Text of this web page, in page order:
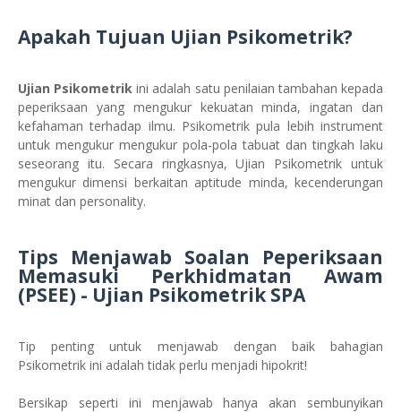
Apakah Tujuan Ujian Psikometrik?
Ujian Psikometrik ini adalah satu penilaian tambahan kepada
peperiksaan yang mengukur kekuatan minda, ingatan dan
kefahaman terhadap ilmu. Psikometrik pula lebih instrument
untuk mengukur mengukur pola-pola tabuat dan tingkah laku
seseorang itu. Secara ringkasnya, Ujian Psikometrik untuk
mengukur dimensi berkaitan aptitude minda, kecenderungan
minat dan personality.
Tips Menjawab Soalan Peperiksaan
Memasuki Perkhidmatan Awam
(PSEE) - Ujian Psikometrik SPA
Tip penting untuk menjawab dengan baik bahagian
Psikometrik ini adalah tidak perlu menjadi hipokrit!
Bersikap seperti ini menjawab hanya akan sembunyikan